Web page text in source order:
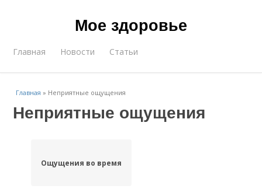
Мое здоровье
Главная Новости Статьи
Главная » Неприятные ощущения
Неприятные ощущения
Ощущения во время